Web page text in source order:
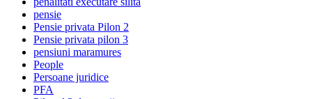
pensie
Pensie privata Pilon 2
Pensie privata pilon 3
pensiuni maramures
People
Persoane juridice
PFA